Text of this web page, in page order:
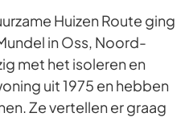
Huizen Route ging
in Oss, Noord-
met het isoleren en
uit 1975 en hebben
Ze vertellen er graag